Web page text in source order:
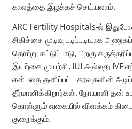
காலத்தை இழக்கச் செய்யலாம்.
ARC Fertility Hospitals-ல்
சிகிச்சை முடிவு படிப்படியாக
தொற்று கட்டுப்பாடு, பிறகு
இயற்கை முயற்சி, IUI அல்லது IVF
என்பதை தனிப்பட்ட தரவுகளின்
தீர்மானிக்கிறார்கள். நோயாளி தன்
கொள்ளும் வகையில் விளக்கம்
குறைக்கும்.